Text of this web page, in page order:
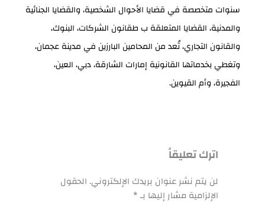
سنوات متخصصة في قضايا الأحوال الشخصية، والقضايا الجنائية
والمدنية، القضايا المتعلقة ب طقانون الشركات، البنوك،
والقانون التجاري، تُعد من المحامين البارزين في مدينة عجمان،
وتغطي بخدماتها القانونية إمارات الشارقة، دبي، العين،
الفجيرة، وأم القيوين.
اترك تعليقاً
لن يتم نشر عنوان بريدك الإلكتروني.الحقول
الإلزامية مشار إليها بـ*